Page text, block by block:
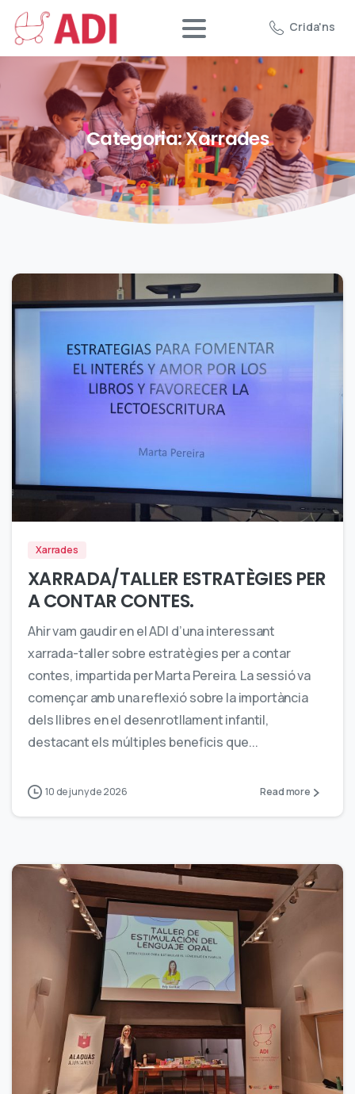
Crida'ns
Categoria:Xarrades
Xarrades
XARRADA/TALLER ESTRATÈGIES PER
A CONTAR CONTES.
Ahir vam gaudir en el ADI d’una interessant
xarrada-taller sobre estratègies per a contar
contes, impartida per Marta Pereira. La sessió va
començar amb una reflexió sobre la importància
dels llibres en el desenrotllament infantil,
destacant els múltiples beneficis que...
10 de juny de 2026 Read more
0